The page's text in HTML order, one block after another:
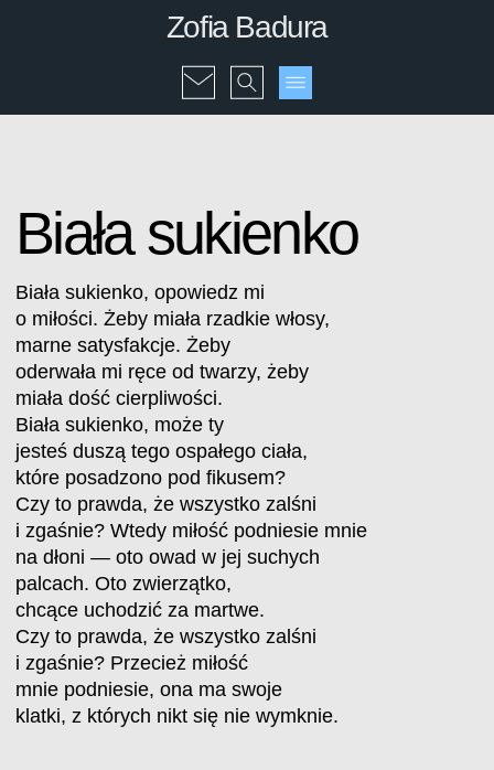
Zofia Badura
Biała sukienko
Biała sukienko, opowiedz mi
o miłości. Żeby miała rzadkie włosy,
marne satysfakcje. Żeby
oderwała mi ręce od twarzy, żeby
miała dość cierpliwości.
Biała sukienko, może ty
jesteś duszą tego ospałego ciała,
które posadzono pod fikusem?
Czy to prawda, że wszystko zalśni
i zgaśnie? Wtedy miłość podniesie mnie
na dłoni — oto owad w jej suchych
palcach. Oto zwierzątko,
chcące uchodzić za martwe.
Czy to prawda, że wszystko zalśni
i zgaśnie? Przecież miłość
mnie podniesie, ona ma swoje
klatki, z których nikt się nie wymknie.